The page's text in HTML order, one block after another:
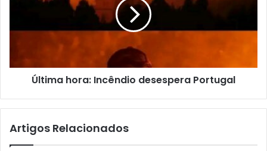
Última hora: Incêndio desespera Portugal
Artigos Relacionados